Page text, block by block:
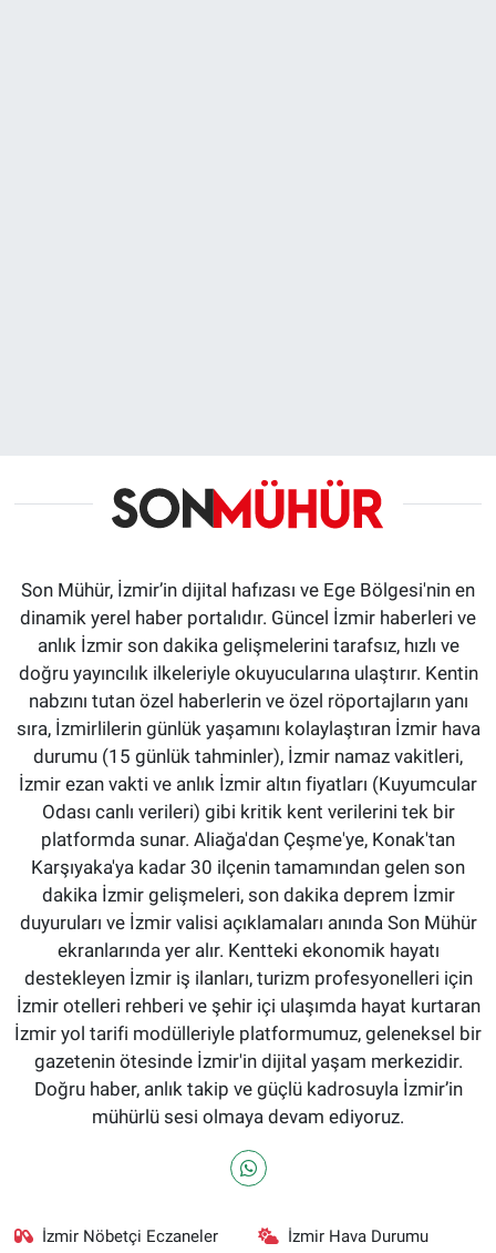
Son Mühür, İzmir’in dijital hafızası ve Ege Bölgesi'nin en
dinamik yerel haber portalıdır. Güncel İzmir haberleri ve
anlık İzmir son dakika gelişmelerini tarafsız, hızlı ve
doğru yayıncılık ilkeleriyle okuyucularına ulaştırır. Kentin
nabzını tutan özel haberlerin ve özel röportajların yanı
sıra, İzmirlilerin günlük yaşamını kolaylaştıran İzmir hava
durumu (15 günlük tahminler), İzmir namaz vakitleri,
İzmir ezan vakti ve anlık İzmir altın fiyatları (Kuyumcular
Odası canlı verileri) gibi kritik kent verilerini tek bir
platformda sunar. Aliağa'dan Çeşme'ye, Konak'tan
Karşıyaka'ya kadar 30 ilçenin tamamından gelen son
dakika İzmir gelişmeleri, son dakika deprem İzmir
duyuruları ve İzmir valisi açıklamaları anında Son Mühür
ekranlarında yer alır. Kentteki ekonomik hayatı
destekleyen İzmir iş ilanları, turizm profesyonelleri için
İzmir otelleri rehberi ve şehir içi ulaşımda hayat kurtaran
İzmir yol tarifi modülleriyle platformumuz, geleneksel bir
gazetenin ötesinde İzmir'in dijital yaşam merkezidir.
Doğru haber, anlık takip ve güçlü kadrosuyla İzmir’in
mühürlü sesi olmaya devam ediyoruz.
İzmir Nöbetçi Eczaneler İzmir Hava Durumu